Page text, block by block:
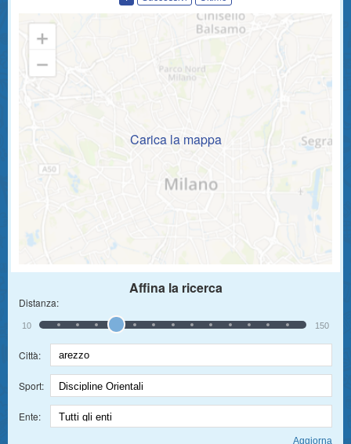
Carica la mappa
Affina la ricerca
Distanza:
10 150
Città:
Sport:
Ente: